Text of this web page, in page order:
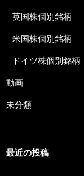
英国株個別銘柄
米国株個別銘柄
ドイツ株個別銘柄
動画
未分類
最近の投稿